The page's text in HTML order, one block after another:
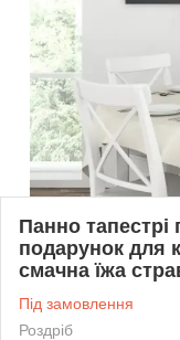
Панно тапестрі
подарунок для
смачна їжа
Під замовлення
Роздріб